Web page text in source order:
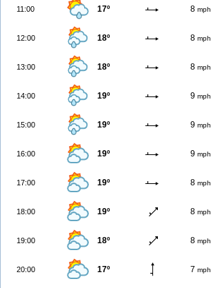
11:00 17º 8 mph
12:00 18º 8 mph
13:00 18º 8 mph
14:00 19º 9 mph
15:00 19º 9 mph
16:00 19º 9 mph
17:00 19º 8 mph
18:00 19º 8 mph
19:00 18º 8 mph
20:00 17º 7 mph